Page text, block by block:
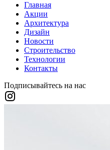
Главная
Акции
Архитектура
Дизайн
Новости
Строительство
Технологии
Контакты
Подписывайтесь на нас